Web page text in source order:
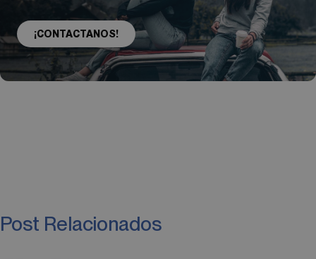
¡CONTACTANOS!
Post Relacionados